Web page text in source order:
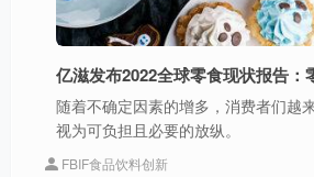
随着不确定因素的增多，消费者们越
视为可负担且必要的放纵。
FBIF食品饮料创新